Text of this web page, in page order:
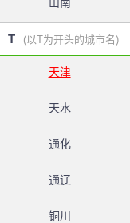
T (以T为开头的城市名)
天津
天水
通化
通辽
铜川